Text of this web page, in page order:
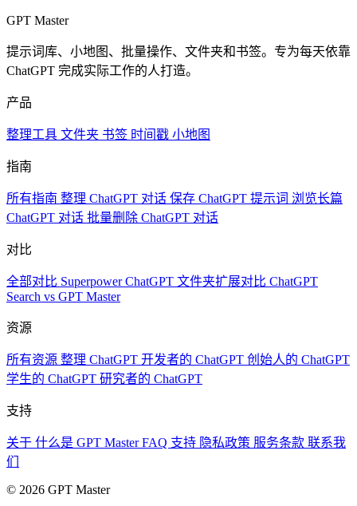
GPT Master
提示词库、小地图、批量操作、文件夹和书签。专为每天依靠
ChatGPT 完成实际工作的人打造。
产品
整理工具 文件夹 书签 时间戳 小地图
指南
所有指南 整理 ChatGPT 对话 保存 ChatGPT 提示词 浏览长篇
ChatGPT 对话 批量删除 ChatGPT 对话
对比
全部对比 Superpower ChatGPT 文件夹扩展对比 ChatGPT
Search vs GPT Master
资源
所有资源 整理 ChatGPT 开发者的 ChatGPT 创始人的 ChatGPT
学生的 ChatGPT 研究者的 ChatGPT
支持
关于 什么是 GPT MasterFAQ 支持 隐私政策 服务条款 联系我
们
© 2026 GPT Master